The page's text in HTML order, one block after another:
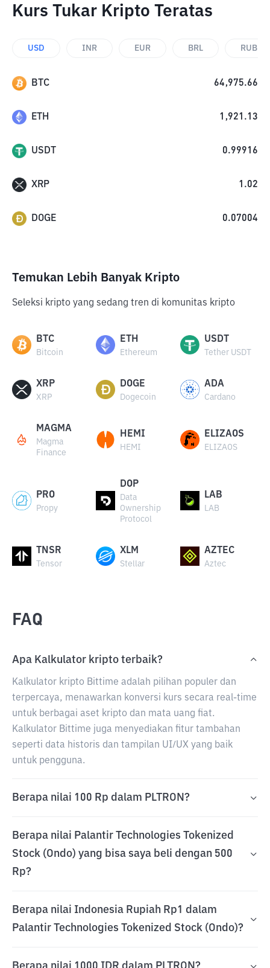
Kurs Tukar Kripto Teratas
USD INR EUR BRL RUB
BTC 64,975.66
ETH 1,921.13
USDT 0.99916
XRP 1.02
DOGE 0.07004
Temukan Lebih Banyak Kripto
Seleksi kripto yang sedang tren di komunitas kripto
BTC
Bitcoin
ETH
Ethereum
USDT
Tether USDT
XRP
XRP
DOGE
Dogecoin
ADA
Cardano
MAGMA
Magma
Finance
HEMI
HEMI
ELIZAOS
ELIZAOS
PRO
Propy
DOP
Data
Ownership
Protocol
LAB
LAB
TNSR
Tensor
XLM
Stellar
AZTEC
Aztec
FAQ
Apa Kalkulator kripto terbaik?
Kalkulator kripto Bittime adalah pilihan populer dan
terpercaya, menawarkan konversi kurs secara real-time
untuk berbagai aset kripto dan mata uang fiat.
Kalkulator Bittime juga menyediakan fitur tambahan
seperti data historis dan tampilan UI/UX yang baik
untuk pengguna.
Berapa nilai 100 Rp dalam PLTRON?
Berapa nilai Palantir Technologies Tokenized
Stock (Ondo) yang bisa saya beli dengan 500
Rp?
Berapa nilai Indonesia Rupiah Rp1 dalam
Palantir Technologies Tokenized Stock (Ondo)?